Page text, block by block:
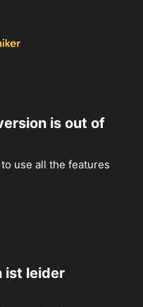
is out of
use all the features
ist leider